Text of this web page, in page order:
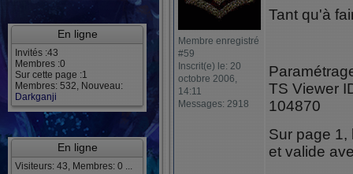
En ligne
Invités :43
Membres :0
Sur cette page :1
Membres: 532, Nouveau:
Darkganji
En ligne
Visiteurs: 43, Membres: 0 ...
Membre enregistré
#59
Inscrit(e) le: 20
octobre 2006,
14:11
Messages: 2918
Tant qu'à
TS Viewer
104870
Sur page 1,
et valide